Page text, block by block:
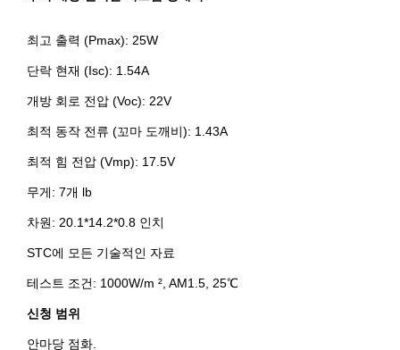
최고 출력 (Pmax): 25W
단락 현재 (Isc): 1.54A
개방 회로 전압 (Voc): 22V
최적 동작 전류 (꼬마 도깨비): 1.43A
최적 힘 전압 (Vmp): 17.5V
무게: 7개 lb
차원: 20.1*14.2*0.8 인치
STC에 모든 기술적인 자료
테스트 조건: 1000W/m ², AM1.5, 25℃
신청 범위
안마당 점화.